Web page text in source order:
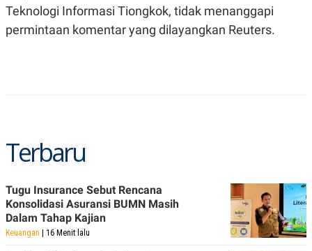
Teknologi Informasi Tiongkok, tidak menanggapi
permintaan komentar yang dilayangkan Reuters.
Terbaru
Tugu Insurance Sebut Rencana
Konsolidasi Asuransi BUMN Masih
Dalam Tahap Kajian
Keuangan | 16 Menit lalu